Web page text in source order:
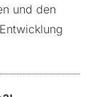
und den